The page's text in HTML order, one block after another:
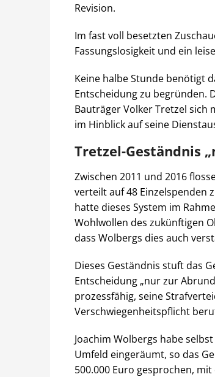
Revision.
Im fast voll besetzten
Fassungslosigkeit und ein
Keine halbe Stunde benötigt
Entscheidung zu begründen.
Bauträger Volker Tretzel sich
im Hinblick auf seine
Tretzel-Geständnis
Zwischen 2011 und 2016
verteilt auf 48 Einzelspenden
hatte dieses System im
Wohlwollen des zukünftigen
dass Wolbergs dies auch
Dieses Geständnis stuft das
Entscheidung „nur zur
prozessfähig, seine
Verschwiegenheitspflicht
Joachim Wolbergs habe
Umfeld eingeräumt, so das
500.000 Euro gesprochen,